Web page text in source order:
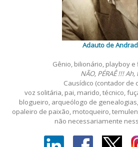
Adauto de
Gênio, bilionário, playboy e
NÃO, PÉRAÊ !!! Ah,
Causídico (contador de
voz solitária, pai, marido, técnico,
blogueiro, arqueólogo de
opaleiro de paixão, motoqueiro,
não necessariamente